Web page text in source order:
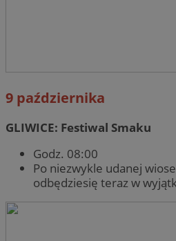
9 października
GLIWICE: Festiwal Smaku
Godz. 08:00
Po niezwykle udanej
odbędziesię teraz w